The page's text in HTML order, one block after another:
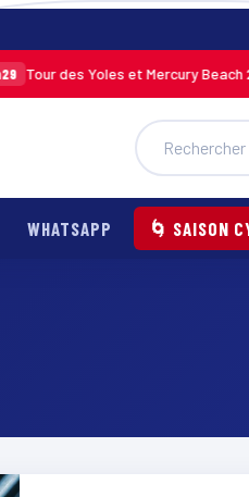
Tour des Yoles et Mercury Beach
WHATSAPP 🌀 SAISON